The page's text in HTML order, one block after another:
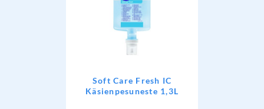
Soft Care Fresh IC
Käsienpesuneste 1,3L